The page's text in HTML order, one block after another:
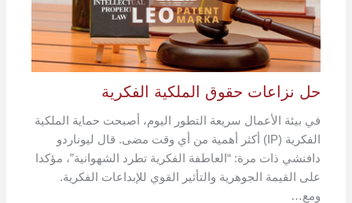
حل نزاعات حقوق الملكية الفكرية
في بيئة الأعمال سريعة التطور اليوم، أصبحت حماية الملكية
الفكرية (IP) أكثر أهمية من أي وقت مضى. قال ليوناردو
دافنشي ذات مرة: “العاطفة الفكرية تطرد الشهوانية”، مؤكدا
على القيمة الجوهرية والتأثير القوي للإبداعات الفكرية.
ومع…